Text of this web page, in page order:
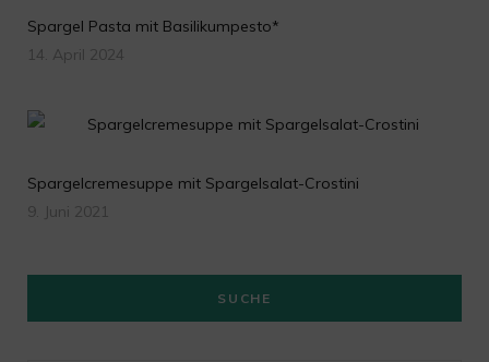
Spargel Pasta mit Basilikumpesto*
14. April 2024
Spargelcremesuppe mit Spargelsalat-Crostini
9. Juni 2021
SUCHE